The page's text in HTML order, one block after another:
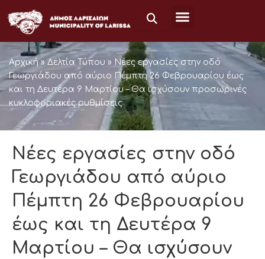
to
content
Αρχική » Δελτία Τύπου » Νέες εργασίες στην οδό
Γεωργιάδου από αύριο Πέμπτη 26 Φεβρουαρίου έως
και τη Δευτέρα 9 Μαρτίου – Θα ισχύσουν προσωρινές
κυκλοφοριακές ρυθμίσεις
Νέες εργασίες στην οδό
Γεωργιάδου από αύριο
Πέμπτη 26 Φεβρουαρίου
έως και τη Δευτέρα 9
Μαρτίου – Θα ισχύσουν